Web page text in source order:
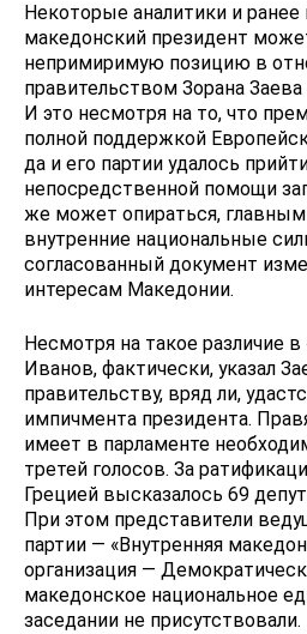
Некоторые аналитики и
македонский президент
непримиримую позицию в
правительством Зорана
И это несмотря на то, что
полной поддержкой
да и его партии удалось
непосредственной помощи
же может опираться, главным
внутренние национальные
согласованный документ
интересам Македонии.
Несмотря на такое различие
Иванов, фактически, указал
правительству, вряд ли,
импичмента президента.
имеет в парламенте
третей голосов. За
Грецией высказалось 69
При этом представители
партии — «Внутренняя
организация —
македонское национальное
заседании не присутствовали.